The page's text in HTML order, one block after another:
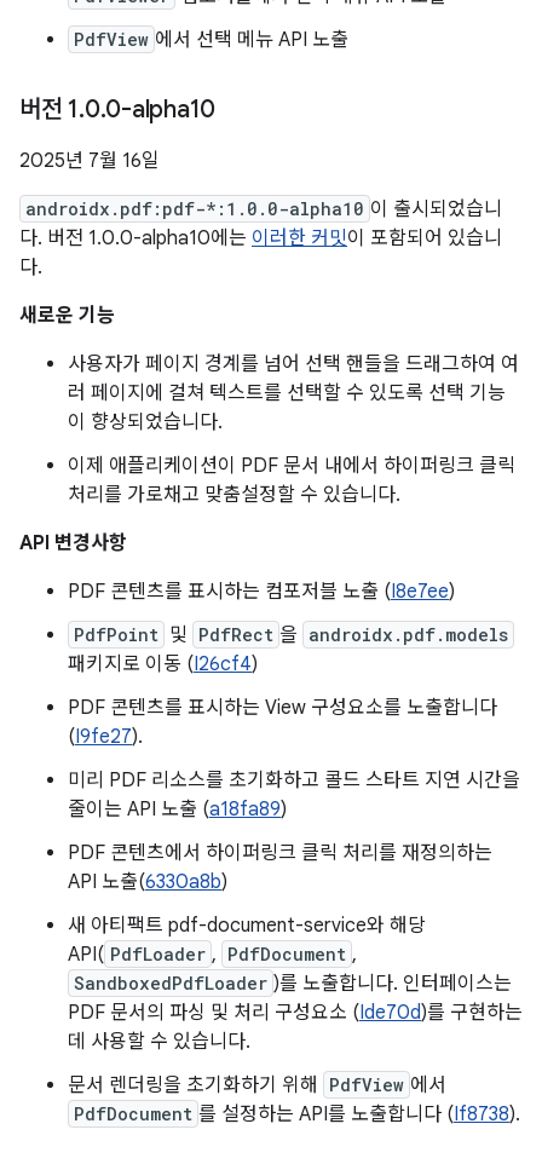
PdfView 에서 선택 메뉴 API 노출
버전 1.0.0-alpha10
2025년 7월 16일
androidx.pdf:pdf-*:1.0.0-alpha10 이 출시되었습니
다. 버전 1.0.0-alpha10에는 이러한 커밋이 포함되어 있습니
다.
새로운 기능
사용자가 페이지 경계를 넘어 선택 핸들을 드래그하여 여
러 페이지에 걸쳐 텍스트를 선택할 수 있도록 선택 기능
이 향상되었습니다.
이제 애플리케이션이 PDF 문서 내에서 하이퍼링크 클릭
처리를 가로채고 맞춤설정할 수 있습니다.
API 변경사항
PDF 콘텐츠를 표시하는 컴포저블 노출 (I8e7ee)
PdfPoint 및 PdfRect 을 androidx.pdf.models
패키지로 이동 (I26cf4)
PDF 콘텐츠를 표시하는 View 구성요소를 노출합니다
(I9fe27).
미리 PDF 리소스를 초기화하고 콜드 스타트 지연 시간을
줄이는 API 노출 (a18fa89)
PDF 콘텐츠에서 하이퍼링크 클릭 처리를 재정의하는
API 노출(6330a8b)
새 아티팩트 pdf-document-service와 해당
API( PdfLoader , PdfDocument ,
SandboxedPdfLoader )를 노출합니다. 인터페이스는
PDF 문서의 파싱 및 처리 구성요소 (Ide70d)를 구현하는
데 사용할 수 있습니다.
문서 렌더링을 초기화하기 위해
PdfView 에서
PdfDocument 를 설정하는 API를 노출합니다 (If8738).